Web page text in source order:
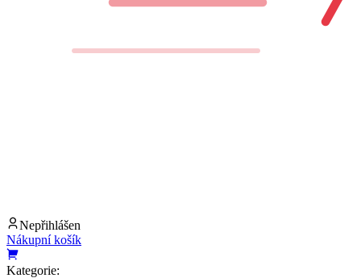
Nepřihlášen
Nákupní košík
Kategorie: